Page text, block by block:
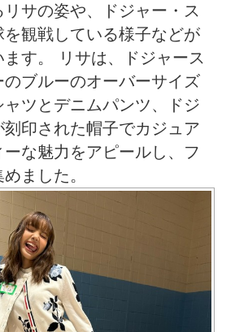
サの姿や、ドジャー・ス
を観戦している様子などが
す。 リサは、ドジャース
ブルーのオーバーサイズ
ツとデニムパンツ、ドジ
刻印された帽子でカジュア
な魅力をアピールし、フ
ました。